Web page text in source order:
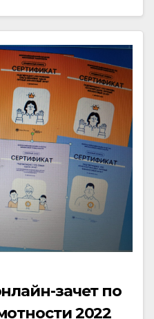
зачет по
2022